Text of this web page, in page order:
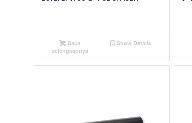
Baca
selengkapnya
Show Details